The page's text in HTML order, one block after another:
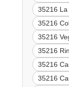
35216
35216
35216
35216
35216
35216